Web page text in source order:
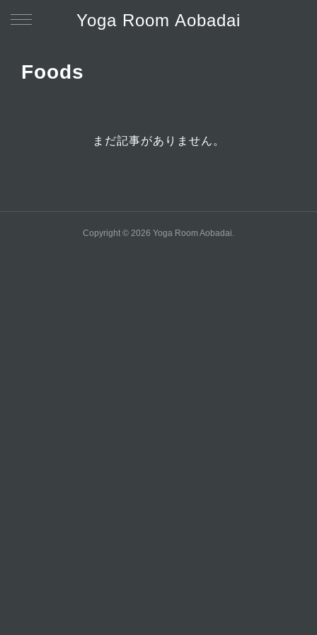
Yoga Room Aobadai
Foods
まだ記事がありません。
Copyright © 2026 Yoga Room Aobadai.